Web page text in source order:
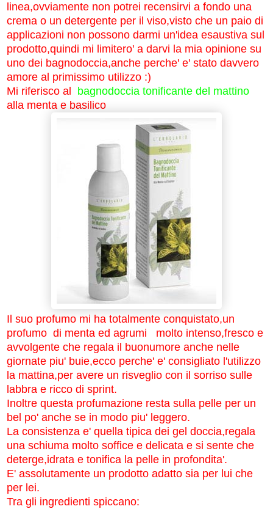
linea,ovviamente non potrei recensirvi a fondo una
crema o un detergente per il viso,visto che un paio di
applicazioni non possono darmi un'idea esaustiva sul
prodotto,quindi mi limitero' a darvi la mia opinione su
uno dei bagnodoccia,anche perche' e' stato davvero
amore al primissimo utilizzo :)
Mi riferisco al bagnodoccia tonificante del mattino
alla menta e basilico
Il suo profumo mi ha totalmente conquistato,un
profumo di menta ed agrumi molto intenso,fresco e
avvolgente che regala il buonumore anche nelle
giornate piu' buie,ecco perche' e' consigliato l'utilizzo
la mattina,per avere un risveglio con il sorriso sulle
labbra e ricco di sprint.
Inoltre questa profumazione resta sulla pelle per un
bel po' anche se in modo piu' leggero.
La consistenza e' quella tipica dei gel doccia,regala
una schiuma molto soffice e delicata e si sente che
deterge,idrata e tonifica la pelle in profondita'.
E' assolutamente un prodotto adatto sia per lui che
per lei.
Tra gli ingredienti spiccano: